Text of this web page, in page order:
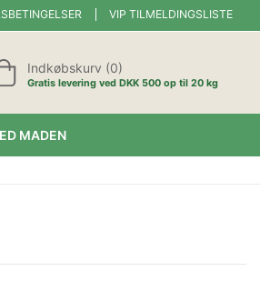
VIP TILMELDINGSLISTE
Indkøbskurv (0)
Gratis levering ved DKK 500 op til 20 kg
MADEN